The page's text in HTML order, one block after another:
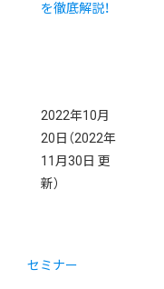
を徹底解説！
2022年10月
20日 （2022年
11月30日 更
新）
セミナー